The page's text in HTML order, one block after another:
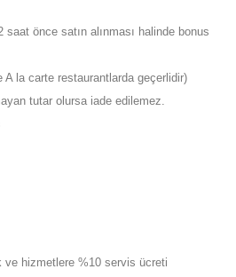
önce satın alınması halinde bonus
la carte restaurantlarda geçerlidir)
tutar olursa iade edilemez.
hizmetlere %10 servis ücreti